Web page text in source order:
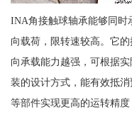
INA角接触球轴承能够同时
向载荷，限转速较高。它
向承载能力越强，可根据
装的设计方式，能有效抵
等部件实现更高的运转精